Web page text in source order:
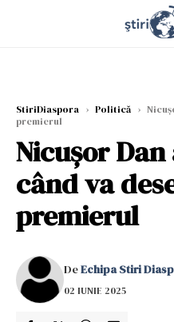
StiriDiaspora › Politică ›
premierul
Nicușor
când va
premierul
DeEchipa Stiri
02 IUNIE 2025